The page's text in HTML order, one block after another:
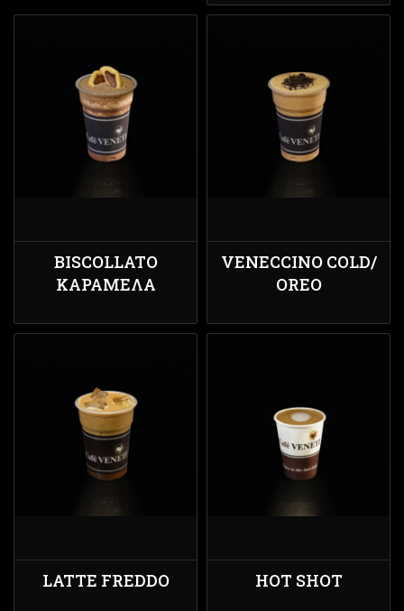
BISCOLLATO
ΚΑΡΑΜΈΛΑ
VENECCINO COLD/
ΟREO
LATTE FREDDO HOT SHOT